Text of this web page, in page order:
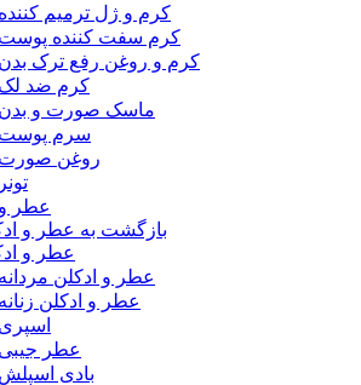
کرم و ژل ترمیم کننده
کرم سفت کننده پوست
کرم و روغن رفع ترک بدن
کرم ضد لک
ماسک صورت و بدن
سرم پوست
روغن صورت
تونر
عطر و
بازگشت به عطر و
عطر و
عطر و ادکلن مردانه
عطر و ادکلن زنانه
اسپری
عطر جیبی
بادی اسپلش